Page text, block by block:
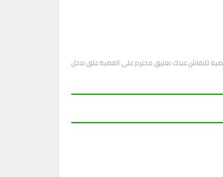
قضية للنقاش عندك تعليق محترم على القضية علق تدخل